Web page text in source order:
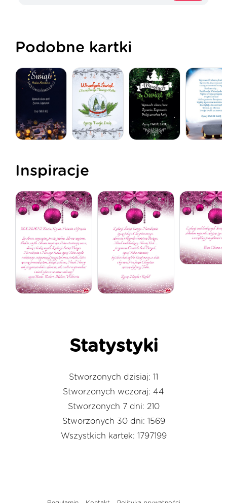
Podobne kartki
Inspiracje
Statystyki
Stworzonych dzisiaj: 11
Stworzonych wczoraj: 44
Stworzonych 7 dni: 210
Stworzonych 30 dni: 1569
Wszystkich kartek: 1797199